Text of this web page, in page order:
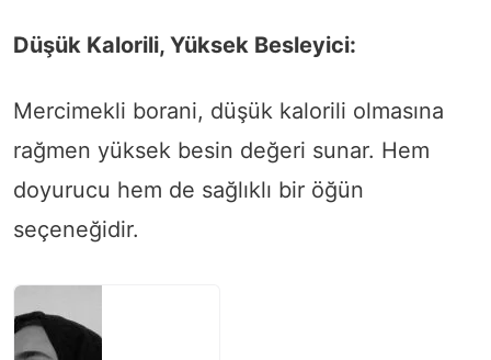
Düşük Kalorili, Yüksek Besleyici:
Mercimekli borani, düşük kalorili olmasına
rağmen yüksek besin değeri sunar. Hem
doyurucu hem de sağlıklı bir öğün
seçeneğidir.